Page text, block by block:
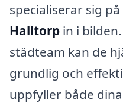
specialiserar sig på
Halltorp in i
städteam kan de
grundlig och
uppfyller både